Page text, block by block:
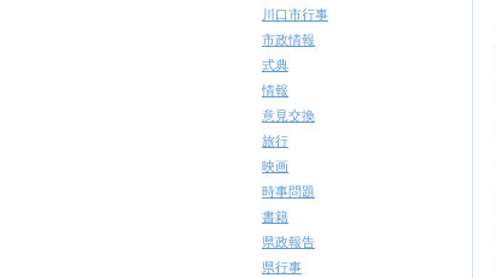
川口市行事
市政情報
式典
情報
意見交換
旅行
映画
時事問題
書籍
県政報告
県行事